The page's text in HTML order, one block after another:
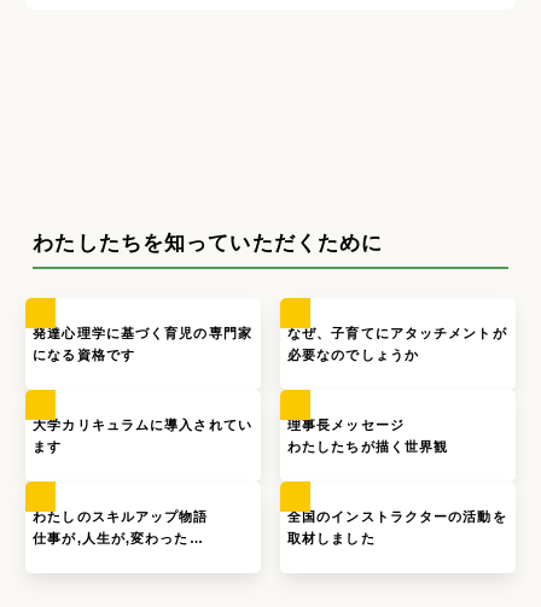
わたしたちを知っていただくために
発達心理学に基づく育児の専門家
になる資格です
なぜ、子育てにアタッチメントが
必要なのでしょうか
大学カリキュラムに導入されてい
ます
理事長メッセージ
わたしたちが描く世界観
わたしのスキルアップ物語
仕事が,人生が,変わった…
全国のインストラクターの活動を
取材しました